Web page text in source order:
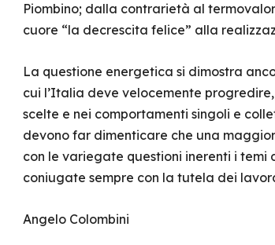
Piombino; dalla contrarietà al
cuore “la decrescita felice” alla
La questione energetica si dimostra
cui l’Italia deve velocemente
scelte e nei comportamenti singoli e
devono far dimenticare che una
con le variegate questioni inerenti i temi
coniugate sempre con la tutela dei
Angelo Colombini